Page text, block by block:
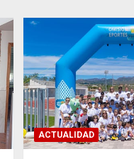
ACTUALIDAD